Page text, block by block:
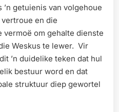
getuienis van volgehoue
en die
om gehalte dienste
Weskus te lewer. Vir
’n duidelike teken dat hul
bestuur word en dat
struktuur diep gewortel